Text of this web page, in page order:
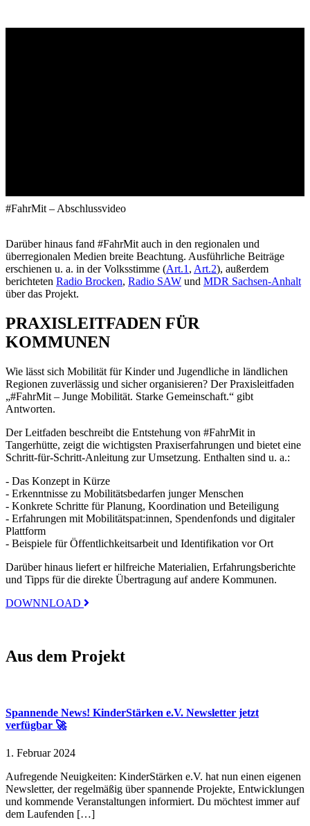
#FahrMit – Abschlussvideo
Darüber hinaus fand #FahrMit auch in den regionalen und
überregionalen Medien breite Beachtung. Ausführliche Beiträge
erschienen u. a. in der Volksstimme (Art.1, Art.2), außerdem
berichteten Radio Brocken, Radio SAW und MDR Sachsen-Anhalt
über das Projekt.
PRAXISLEITFADEN FÜR
KOMMUNEN
Wie lässt sich Mobilität für Kinder und Jugendliche in ländlichen
Regionen zuverlässig und sicher organisieren? Der Praxisleitfaden
„#FahrMit – Junge Mobilität. Starke Gemeinschaft.“ gibt
Antworten.
Der Leitfaden beschreibt die Entstehung von #FahrMit in
Tangerhütte, zeigt die wichtigsten Praxiserfahrungen und bietet eine
Schritt-für-Schritt-Anleitung zur Umsetzung. Enthalten sind u. a.:
- Das Konzept in Kürze
- Erkenntnisse zu Mobilitätsbedarfen junger Menschen
- Konkrete Schritte für Planung, Koordination und Beteiligung
- Erfahrungen mit Mobilitätspat:innen, Spendenfonds und digitaler
Plattform
- Beispiele für Öffentlichkeitsarbeit und Identifikation vor Ort
Darüber hinaus liefert er hilfreiche Materialien, Erfahrungsberichte
und Tipps für die direkte Übertragung auf andere Kommunen.
DOWNNLOAD
Aus dem Projekt
Spannende News! KinderStärken e.V. Newsletter jetzt
verfügbar 🚀
1. Februar 2024
Aufregende Neuigkeiten: KinderStärken e.V. hat nun einen eigenen
Newsletter, der regelmäßig über spannende Projekte, Entwicklungen
und kommende Veranstaltungen informiert. Du möchtest immer auf
dem Laufenden […]